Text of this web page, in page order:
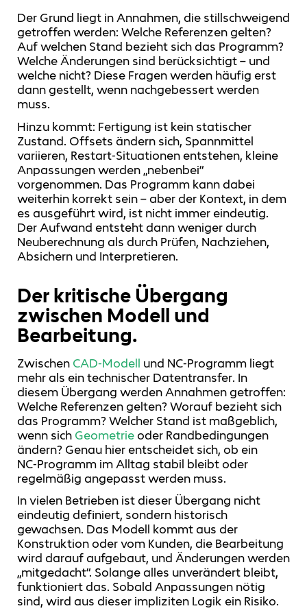
Der Grund liegt in Annahmen, die stillschweigend
getroffen werden: Welche Referenzen gelten?
Auf welchen Stand bezieht sich das Programm?
Welche Änderungen sind berücksichtigt – und
welche nicht? Diese Fragen werden häufig erst
dann gestellt, wenn nachgebessert werden
muss.
Hinzu kommt: Fertigung ist kein statischer
Zustand. Offsets ändern sich, Spannmittel
variieren, Restart‑Situationen entstehen, kleine
Anpassungen werden „nebenbei“
vorgenommen. Das Programm kann dabei
weiterhin korrekt sein – aber der Kontext, in dem
es ausgeführt wird, ist nicht immer eindeutig.
Der Aufwand entsteht dann weniger durch
Neuberechnung als durch Prüfen, Nachziehen,
Absichern und Interpretieren.
Der kritische Übergang
zwischen Modell und
Bearbeitung.
Zwischen CAD‑Modell und NC‑Programm liegt
mehr als ein technischer Datentransfer. In
diesem Übergang werden Annahmen getroffen:
Welche Referenzen gelten? Worauf bezieht sich
das Programm? Welcher Stand ist maßgeblich,
wenn sich Geometrieoder Randbedingungen
ändern? Genau hier entscheidet sich, ob ein
NC‑Programm im Alltag stabil bleibt oder
regelmäßig angepasst werden muss.
In vielen Betrieben ist dieser Übergang nicht
eindeutig definiert, sondern historisch
gewachsen. Das Modell kommt aus der
Konstruktion oder vom Kunden, die Bearbeitung
wird darauf aufgebaut, und Änderungen werden
„mitgedacht“. Solange alles unverändert bleibt,
funktioniert das. Sobald Anpassungen nötig
sind, wird aus dieser impliziten Logik ein Risiko.